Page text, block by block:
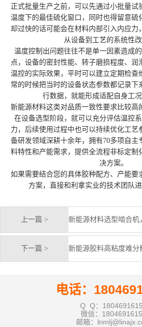
正式批量生产之前，可以先通过小批量试
温度下的最佳硫化窗口，同时也得留意硫
却过快的话可能会在材料内部引入内应力
从设备到工艺的系统性
温度控制出问题往往不是单一因素造成
点，设备的密封性能、转子磨损程度、润
温控的实际效果，平时可以建立定期检查
常的时候把当时的设备状态参数都记录下
行数据，就能形成适配自身工况
新能源材料这类对品质一致性要求比较高
在设备选型阶段，就可以充分评估温控
力，后续使用过程中也可以持续优化工艺
备研发领域深耕十余年，拥有70多项自主
料特性和产能需求，提供全流程非标定制
决方案。
如果需要结合您的具体胶种配方、产能要
方案，直接和利拿实业的技术团队
上一篇 >
下一篇 >
电话：
Q Q：
微信：
邮箱：